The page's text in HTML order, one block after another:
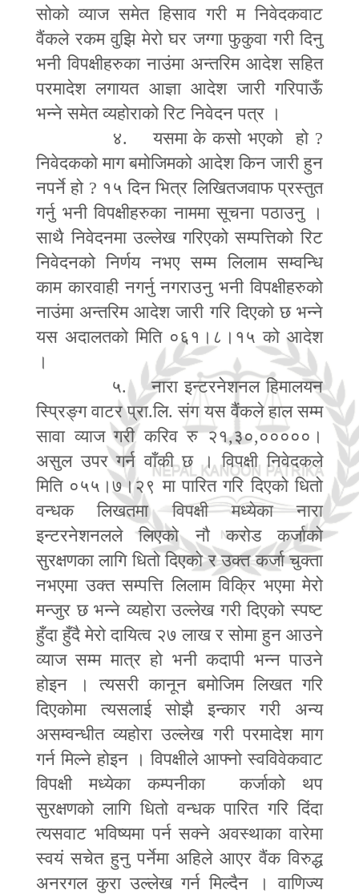
सोको व्याज समेत हिसाव गरी म निवेदकवाट
वैंकले रकम वुझि मेरो घर जग्गा फुकुवा गरी दिनु
भनी विपक्षीहरुका नाउंमा अन्तरिम आदेश सहित
परमादेश लगायत आज्ञा आदेश जारी गरिपाऊँ
भन्ने समेत व्यहोराको रिट निवेदन पत्र ।
४. यसमा के कसो भएको हो ?
निवेदकको माग बमोजिमको आदेश किन जारी हुन
नपर्ने हो ? १५ दिन भित्र लिखितजवाफ प्रस्तुत
गर्नु भनी विपक्षीहरुका नाममा सूचना पठाउनु ।
साथै निवेदनमा उल्लेख गरिएको सम्पत्तिको रिट
निवेदनको निर्णय नभए सम्म लिलाम सम्वन्धि
काम कारवाही नगर्नु नगराउनु भनी विपक्षीहरुको
नाउंमा अन्तरिम आदेश जारी गरि दिएको छ भन्ने
यस अदालतको मिति ०६१।८।१५ को आदेश
।
५. नारा इन्टरनेशनल हिमालयन
स्प्रिङ्ग वाटर प्रा.लि. संग यस वैंकले हाल सम्म
सावा व्याज गरी करिव रु २१,३०,०००००।
असुल उपर गर्न वाँकी छ । विपक्षी निवेदकले
मिति ०५५।७।२९ मा पारित गरि दिएको धितो
वन्धक लिखतमा विपक्षी मध्येका नारा
इन्टरनेशनलले लिएको नौ करोड कर्जाको
सुरक्षणका लागि धितो दिएको र उक्त कर्जा चुक्ता
नभएमा उक्त सम्पत्ति लिलाम विक्रि भएमा मेरो
मन्जुर छ भन्ने व्यहोरा उल्लेख गरी दिएको स्पष्ट
हुँदा हुँदै मेरो दायित्व २७ लाख र सोमा हुन आउने
व्याज सम्म मात्र हो भनी कदापी भन्न पाउने
होइन । त्यसरी कानून बमोजिम लिखत गरि
दिएकोमा त्यसलाई सोझै इन्कार गरी अन्य
असम्वन्धीत व्यहोरा उल्लेख गरी परमादेश माग
गर्न मिल्ने होइन । विपक्षीले आफ्नो स्वविवेकवाट
विपक्षी मध्येका कम्पनीका कर्जाको थप
सुरक्षणको लागि धितो वन्धक पारित गरि दिंदा
त्यसवाट भविष्यमा पर्न सक्ने अवस्थाका वारेमा
स्वयं सचेत हुनु पर्नेमा अहिले आएर वैंक विरुद्ध
अनरगल कुरा उल्लेख गर्न मिल्दैन । वाणिज्य